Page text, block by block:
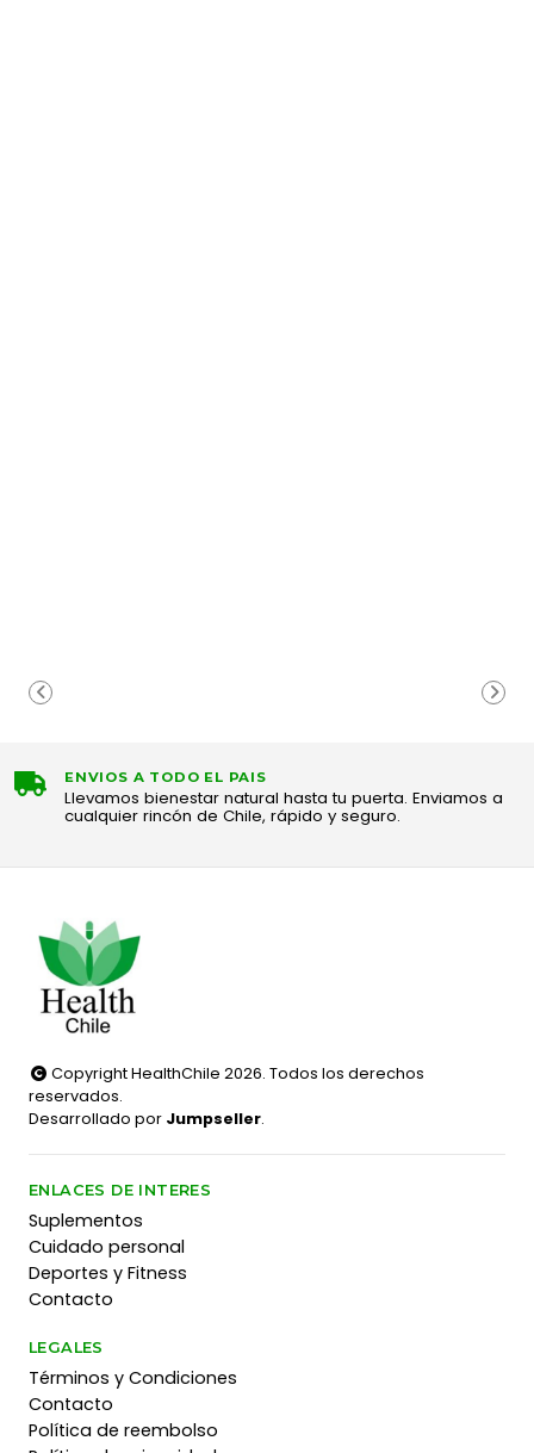
ENVIOS A TODO EL PAIS
Llevamos bienestar natural hasta tu puerta. Enviamos a
cualquier rincón de Chile, rápido y seguro.
Copyright HealthChile 2026. Todos los derechos
reservados.
Desarrollado por Jumpseller.
ENLACES DE INTERES
Suplementos
Cuidado personal
Deportes y Fitness
Contacto
LEGALES
Términos y Condiciones
Contacto
Política de reembolso